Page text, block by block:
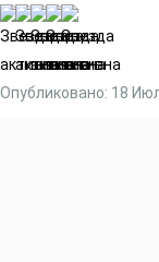
Опубликовано: 18